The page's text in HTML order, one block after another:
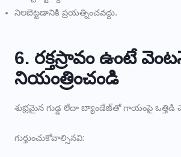
నిలబెట్టడానికి ప్రయత్నించవద్దు.
6. రక్తస్రావం ఉంటే
నియంత్రించండి
శుభ్రమైన గుడ్డ లేదా బ్యాండేజ్‌తో గాయంపై
గుర్తుంచుకోవాల్సినవి: